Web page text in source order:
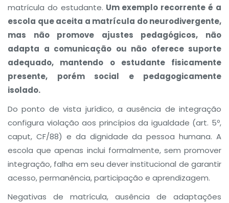
matrícula do estudante. Um exemplo recorrente é a
escola que aceita a matrícula do neurodivergente,
mas não promove ajustes pedagógicos, não
adapta a comunicação ou não oferece suporte
adequado, mantendo o estudante fisicamente
presente, porém social e pedagogicamente
isolado.
Do ponto de vista jurídico, a ausência de integração
configura violação aos princípios da igualdade (art. 5º,
caput, CF/88) e da dignidade da pessoa humana. A
escola que apenas inclui formalmente, sem promover
integração, falha em seu dever institucional de garantir
acesso, permanência, participação e aprendizagem.
Negativas de matrícula, ausência de adaptações